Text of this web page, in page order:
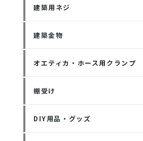
建築用ネジ
建築金物
オエティカ・ホース用クランプ
棚受け
DIY用品・グッズ